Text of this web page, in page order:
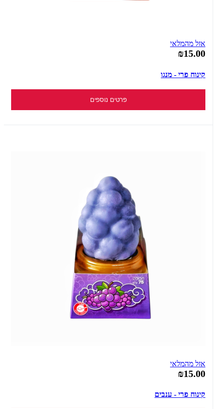
אזל מהמלאי
₪15.00
קינוח פרי - מנגו
פרטים נוספים
אזל מהמלאי
₪15.00
קינוח פרי - ענבים